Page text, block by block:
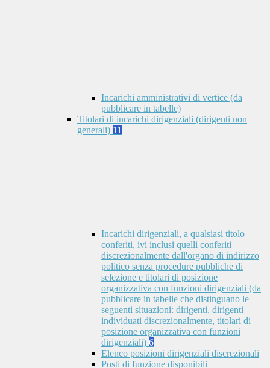
Incarichi amministrativi di vertice (da
pubblicare in tabelle)
Titolari di incarichi dirigenziali (dirigenti non
generali) 11
Incarichi dirigenziali, a qualsiasi titolo
conferiti, ivi inclusi quelli conferiti
discrezionalmente dall'organo di indirizzo
politico senza procedure pubbliche di
selezione e titolari di posizione
organizzativa con funzioni dirigenziali (da
pubblicare in tabelle che distinguano le
seguenti situazioni: dirigenti, dirigenti
individuati discrezionalmente, titolari di
posizione organizzativa con funzioni
dirigenziali) 6
Elenco posizioni dirigenziali discrezionali
Posti di funzione disponibili